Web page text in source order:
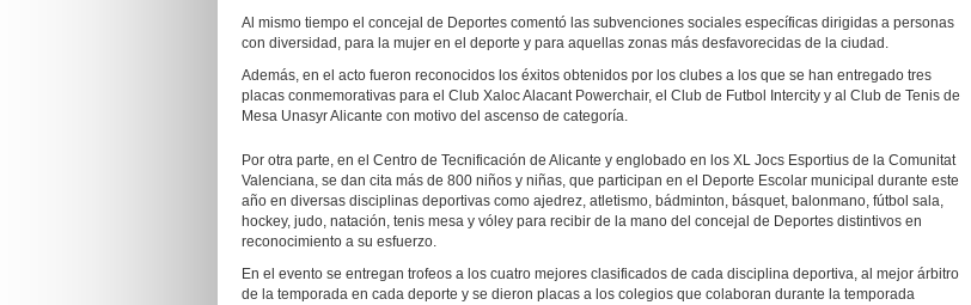
Al mismo tiempo el concejal de Deportes comentó las subvenciones sociales específicas dirigidas a personas
con diversidad, para la mujer en el deporte y para aquellas zonas más desfavorecidas de la ciudad.
Además, en el acto fueron reconocidos los éxitos obtenidos por los clubes a los que se han entregado tres
placas conmemorativas para el Club Xaloc Alacant Powerchair, el Club de Futbol Intercity y al Club de Tenis de
Mesa Unasyr Alicante con motivo del ascenso de categoría.
Por otra parte, en el Centro de Tecnificación de Alicante y englobado en los XL Jocs Esportius de la Comunitat
Valenciana, se dan cita más de 800 niños y niñas, que participan en el Deporte Escolar municipal durante este
año en diversas disciplinas deportivas como ajedrez, atletismo, bádminton, básquet, balonmano, fútbol sala,
hockey, judo, natación, tenis mesa y vóley para recibir de la mano del concejal de Deportes distintivos en
reconocimiento a su esfuerzo.
En el evento se entregan trofeos a los cuatro mejores clasificados de cada disciplina deportiva, al mejor árbitro
de la temporada en cada deporte y se dieron placas a los colegios que colaboran durante la temporada